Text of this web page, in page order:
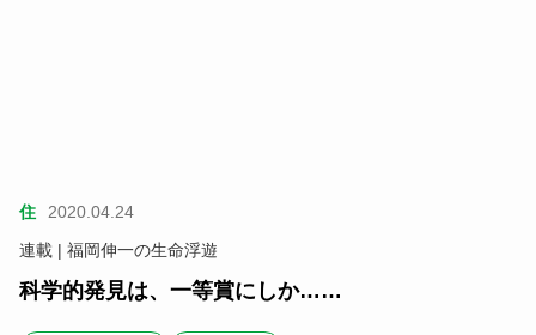
住
2020.04.24
連載 | 福岡伸一の生命浮遊
科学的発見は、一等賞にしか……